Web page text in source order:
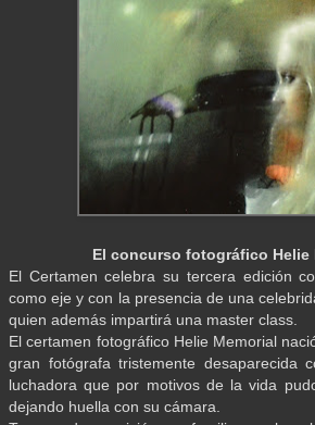
El concurso fotográfico Helie
El Certamen celebra su tercera edición
como eje y con la presencia de una
quien además impartirá una master class.
El certamen fotográfico Helie Memorial
gran fotógrafa tristemente desaparecida
luchadora que por motivos de la vida
dejando huella con su cámara.